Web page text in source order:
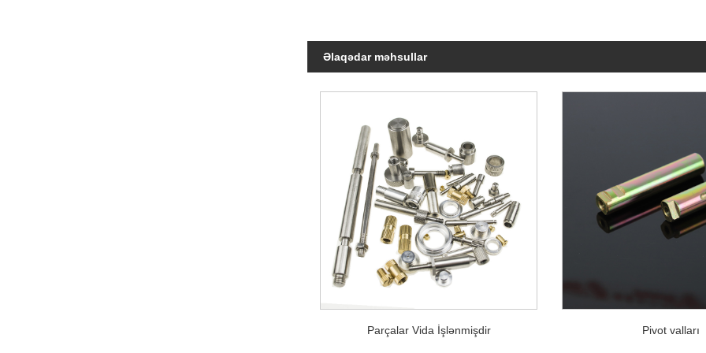
Əlaqədar məhsullar
Parçalar Vida İşlənmişdir Pivot valları